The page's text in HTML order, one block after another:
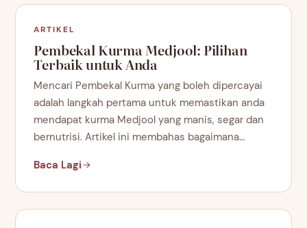
ARTIKEL
Pembekal Kurma Medjool: Pilihan
Terbaik untuk Anda
Mencari Pembekal Kurma yang boleh dipercayai
adalah langkah pertama untuk memastikan anda
mendapat kurma Medjool yang manis, segar dan
bernutrisi. Artikel ini membahas bagaimana…
Baca Lagi